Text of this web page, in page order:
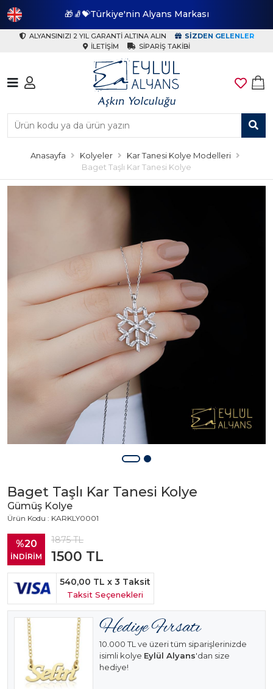
🎁🧦💝Türkiye'nin Alyans Markası
ALYANSINIZI 2 YIL GARANTI ALTINA ALIN
SIZDEN GELENLER
İLETIŞIM
SIPARIŞ TAKIBI
Anasayfa Kolyeler
Kar Tanesi Kolye Modelleri
Baget Taşlı Kar Tanesi Kolye
Baget Taşlı Kar Tanesi Kolye
Gümüş Kolye
Ürün Kodu : KARKLY0001
%20
İNDİRİM
1875TL
1500 TL
540,00 TL x 3 Taksit
Taksit Seçenekleri
10.000 TL ve üzeri tüm siparişlerinizde
isimli kolye Eylül Alyans'dan size
hediye!